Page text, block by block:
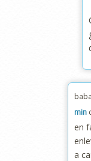
min
en
a